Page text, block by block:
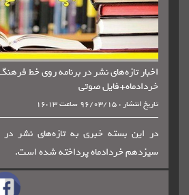
نشر در برنامه روی خط فرهنگ/ دوشنبه
صوتی
بسته خبری به تازه‌های نشر در روزهای
خردادماه پرداخته شده است.